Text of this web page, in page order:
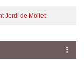
Jordi de Mollet